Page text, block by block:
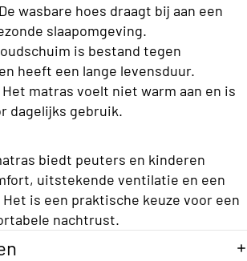
ll
e
o
n
ns
p
ri
n
g
wasbare hoes draagt bij aan een
slaapomgeving.
is bestand tegen
heeft een lange levensduur.
matras voelt niet warm aan en is
dagelijks gebruik.
biedt peuters en kinderen
uitstekende ventilatie en een
is een praktische keuze voor een
nachtrust.